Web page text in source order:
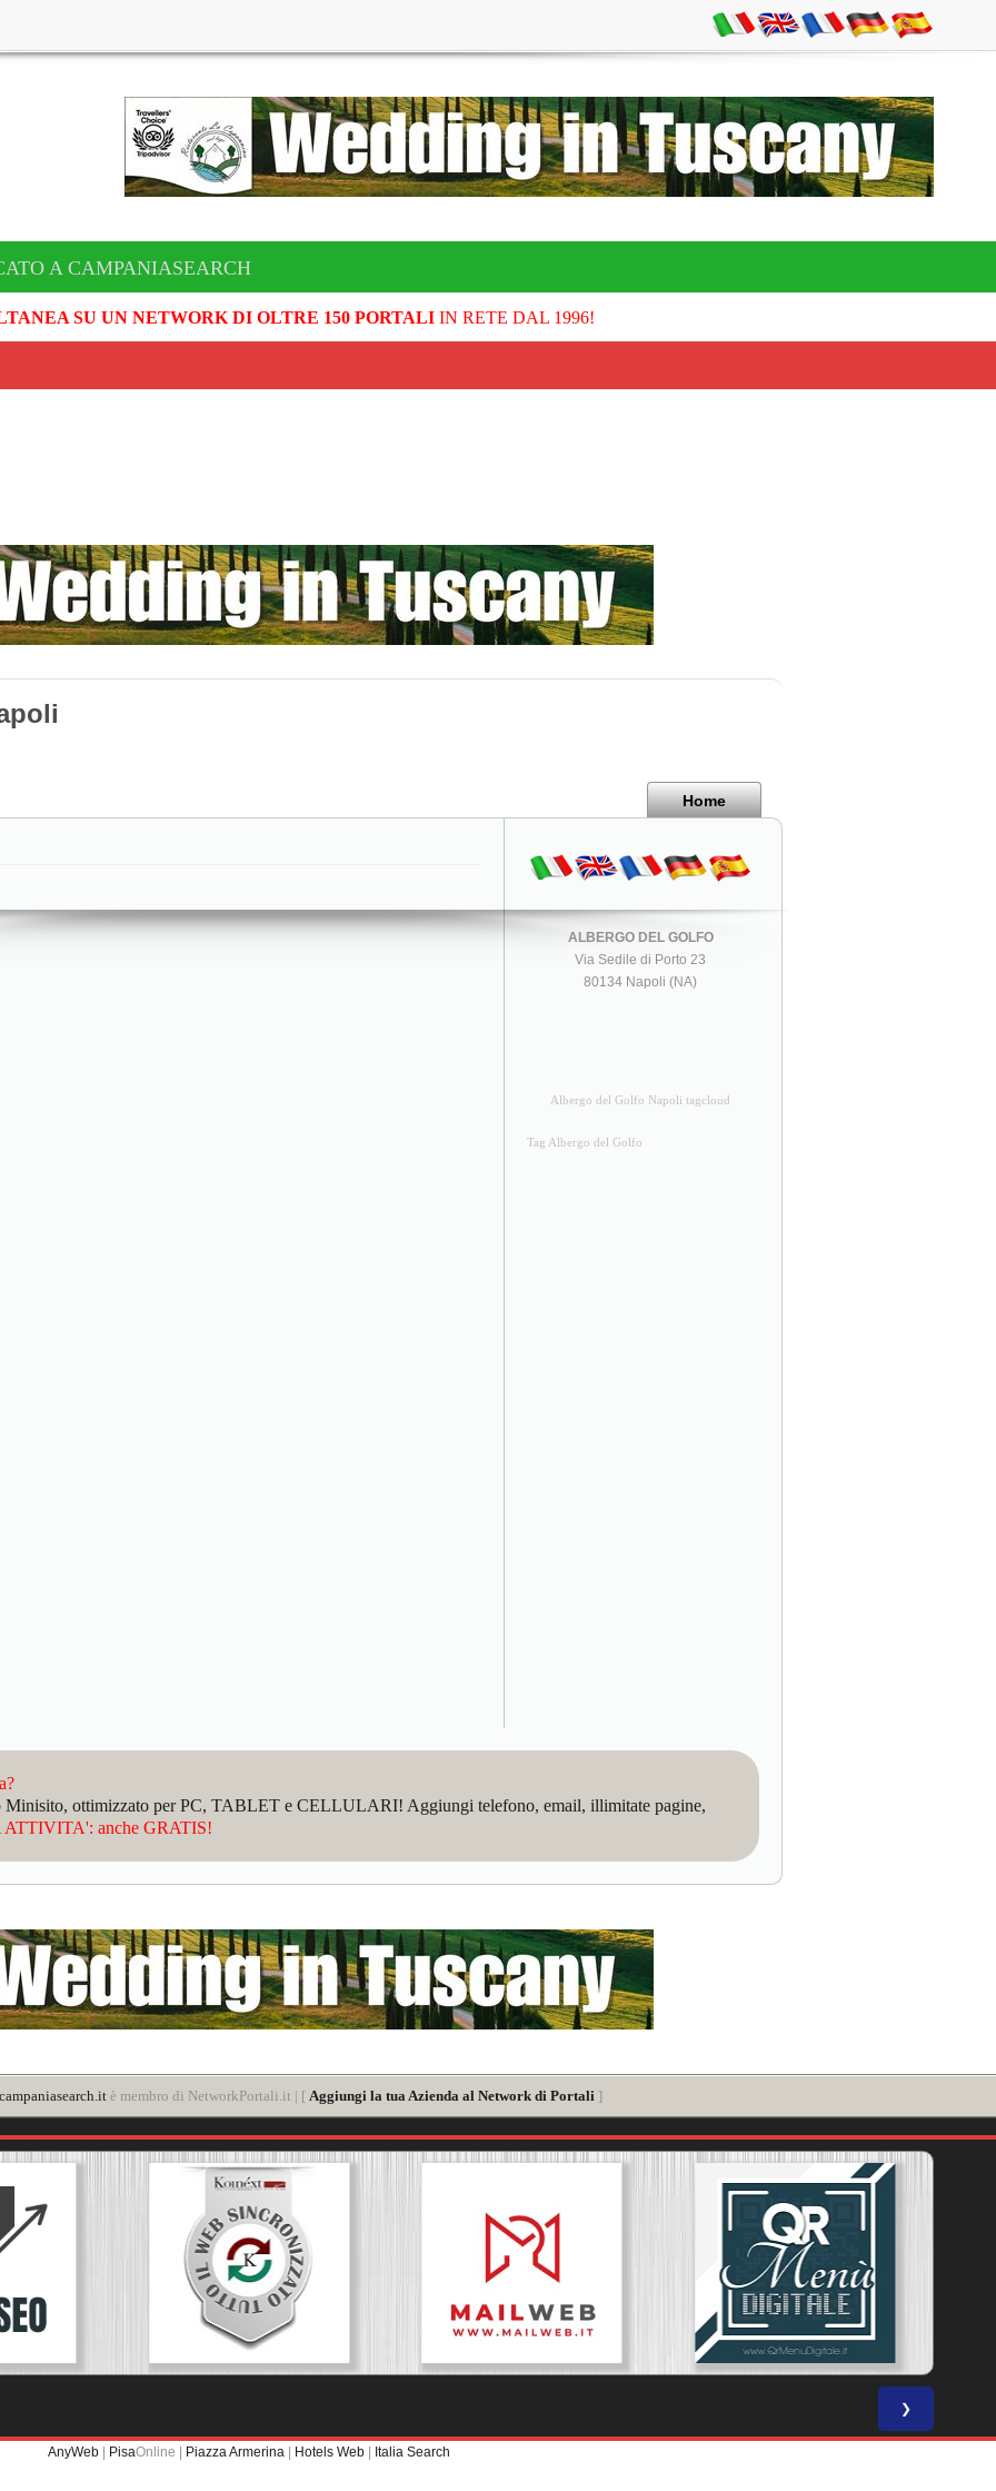
A CAMPANIASEARCH
SU UN NETWORK DI OLTRE 150 PORTALIIN RETE DAL 1996!
Home
ALBERGO DEL GOLFO
Via Sedile di Porto 23
80134 Napoli (NA)
Albergo del Golfo Napoli tagcloud
Tag Albergo del Golfo
Minisito, ottimizzato per PC, TABLET e CELLULARI! Aggiungi telefono, email, illimitate pagine,
anche GRATIS!
è membro di NetworkPortali.it | [ Aggiungi la tua Azienda al Network di Portali ]
❯
AnyWeb | PisaOnline | Piazza Armerina | Hotels Web | Italia Search